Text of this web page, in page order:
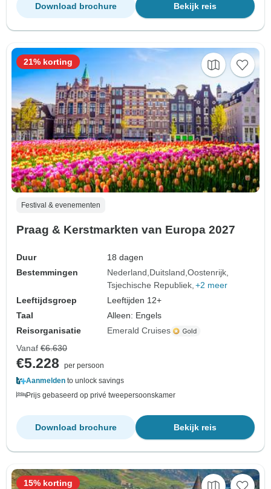
Bekijk reis
Download brochure
Festival & evenementen
Praag & Kerstmarkten van Europa 2027
Duur
18 dagen
Bestemmingen
Nederland Duitsland Oostenrijk
Tsjechische Republiek +2 meer
Leeftijdsgroep
Leeftijden 12+
Taal
Alleen: Engels
Reisorganisatie
Emerald Cruises
21% korting
Vanaf €6.630
€5.228
per persoon
Aanmelden to unlock savings
Prijs gebaseerd op privé tweepersoonskamer
Bekijk reis
Download brochure
15% korting